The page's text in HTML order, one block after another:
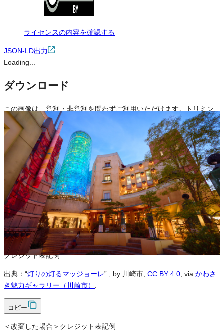
ライセンスの内容を確認する
JSON-LD出力
Loading...
ダウンロード
この画像は、営利・非営利を問わずご利用いただけます。トリミン
グ・色変更などの改変も可能です。クレジット表記は必須です。
※本サイトの利用規約 も適用されます。
営利利用
可
改変
可
クレジット表記
必須
クレジット表記例
出典：“灯りの灯るマッジョーレ” , by 川崎市, CC BY 4.0 , via かわさ
き魅力ギャラリー（川崎市）
コピー
＜改変した場合＞クレジット表記例